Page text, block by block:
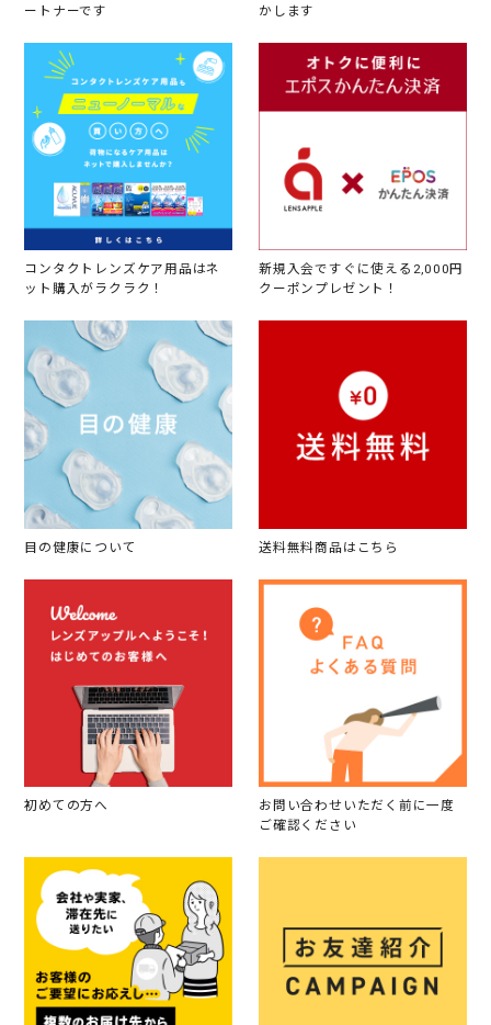
ートナーです
かします
コンタクトレンズケア用品はネ
ット購入がラクラク！
新規入会ですぐに使える2,000円
クーポンプレゼント！
目の健康について 送料無料商品はこちら
初めての方へ
お問い合わせいただく前に一度
ご確認ください